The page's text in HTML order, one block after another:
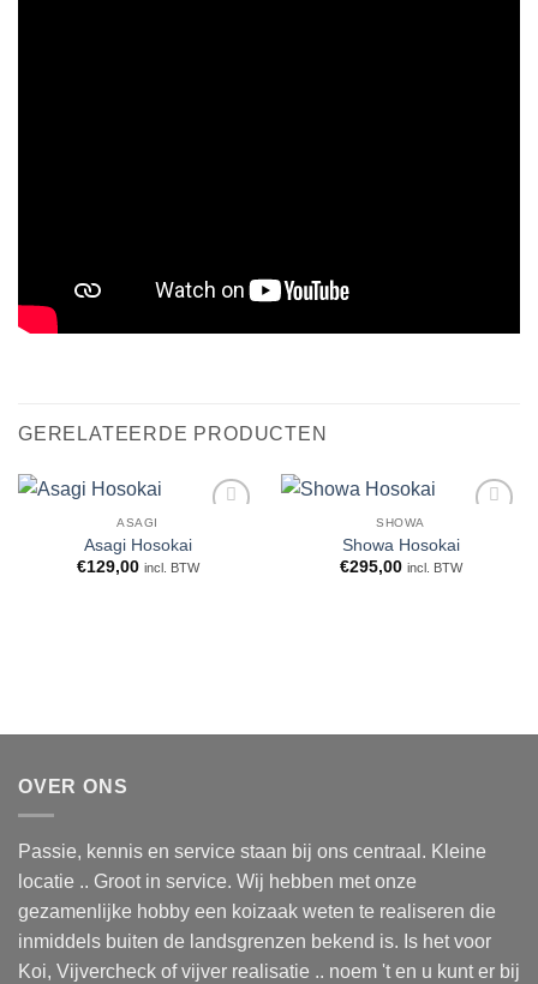
GERELATEERDE PRODUCTEN
WENSLIJST
ASAGI
Asagi Hosokai
€129,00 incl. BTW
WENSLIJST
SHOWA
Showa Hosokai
€295,00 incl. BTW
OVER ONS
Passie, kennis en service staan bij ons centraal. Kleine
locatie .. Groot in service. Wij hebben met onze
gezamenlijke hobby een koizaak weten te realiseren die
inmiddels buiten de landsgrenzen bekend is. Is het voor
Koi, Vijvercheck of vijver realisatie .. noem 't en u kunt er bij